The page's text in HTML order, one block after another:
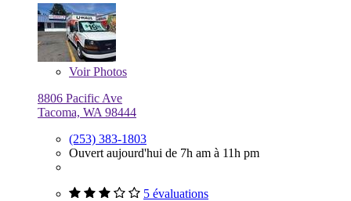
VoirPhotos
8806 Pacific Ave
Tacoma, WA 98444
(253) 383-1803
Ouvert aujourd'hui de 7h am à 11h pm
5 évaluations